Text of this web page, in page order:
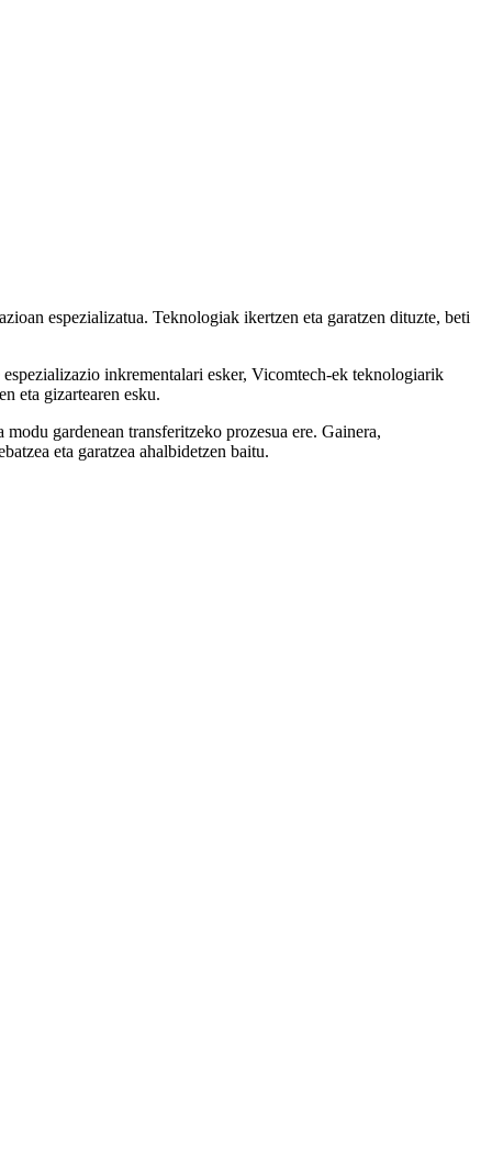
espezializatua. Teknologiak ikertzen eta garatzen dituzte, beti
inkrementalari esker, Vicomtech-ek teknologiarik
eta gizartearen esku.
gardenean transferitzeko prozesua ere. Gainera,
eta garatzea ahalbidetzen baitu.